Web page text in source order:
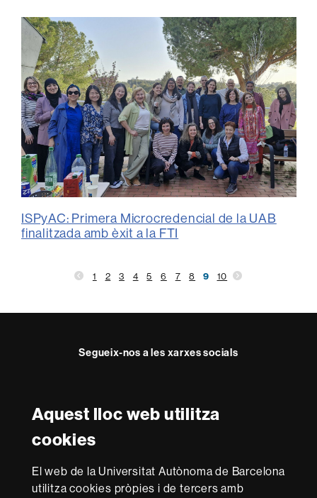
Aquest lloc web utilitza
cookies
El web de la Universitat Autònoma de Barcelona
utilitza cookies pròpies i de tercers amb
ISPyAC: Primera Microcredencial de la UAB
finalitzada amb èxit a la FTI
1 2 3 4 5 6 7 8 9 10
Segueix-nos a les xarxes socials
Reconeixement internacional de l'excel·lència
in
Research